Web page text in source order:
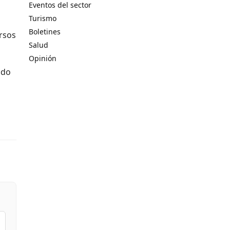
Eventos del sector
Turismo
Boletines
Salud
Opinión